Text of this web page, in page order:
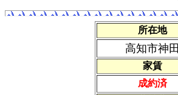
所在地
高知市神田
家賃
成約済